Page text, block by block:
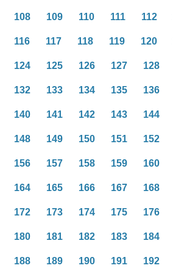
108 109 110 111 112
116 117 118 119 120
124 125 126 127 128
132 133 134 135 136
140 141 142 143 144
148 149 150 151 152
156 157 158 159 160
164 165 166 167 168
172 173 174 175 176
180 181 182 183 184
188 189 190 191 192